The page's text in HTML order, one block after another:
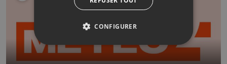
CONFIGURER